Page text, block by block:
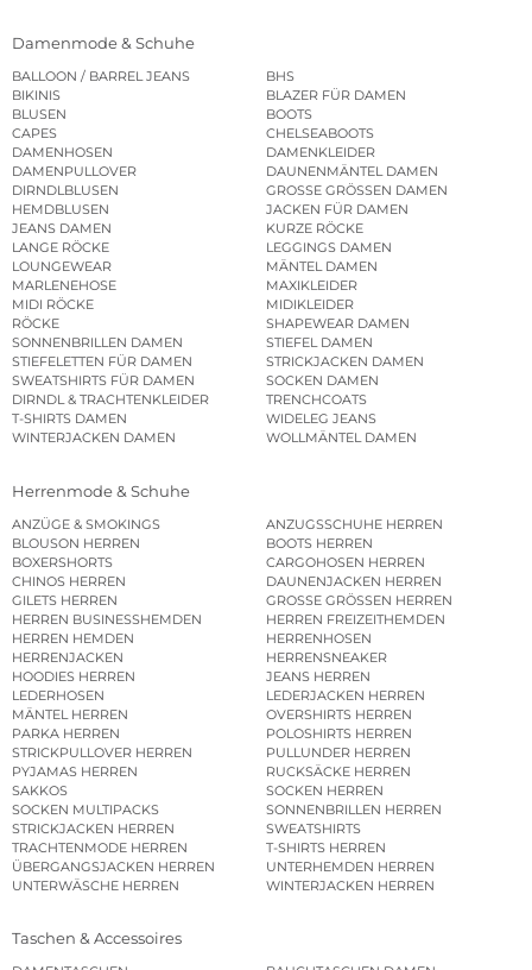
Damenmode & Schuhe
BALLOON / BARREL JEANS
BHS
BIKINIS
BLAZER FÜR DAMEN
BLUSEN
BOOTS
CAPES
CHELSEABOOTS
DAMENHOSEN
DAMENKLEIDER
DAMENPULLOVER
DAUNENMÄNTEL DAMEN
DIRNDLBLUSEN
GROSSE GRÖSSEN DAMEN
HEMDBLUSEN
JACKEN FÜR DAMEN
JEANS DAMEN
KURZE RÖCKE
LANGE RÖCKE
LEGGINGS DAMEN
LOUNGEWEAR
MÄNTEL DAMEN
MARLENEHOSE
MAXIKLEIDER
MIDI RÖCKE
MIDIKLEIDER
RÖCKE
SHAPEWEAR DAMEN
SONNENBRILLEN DAMEN
STIEFEL DAMEN
STIEFELETTEN FÜR DAMEN
STRICKJACKEN DAMEN
SWEATSHIRTS FÜR DAMEN
SOCKEN DAMEN
DIRNDL & TRACHTENKLEIDER
TRENCHCOATS
T-SHIRTS DAMEN
WIDELEG JEANS
WINTERJACKEN DAMEN
WOLLMÄNTEL DAMEN
Herrenmode & Schuhe
ANZÜGE & SMOKINGS
ANZUGSSCHUHE HERREN
BLOUSON HERREN
BOOTS HERREN
BOXERSHORTS
CARGOHOSEN HERREN
CHINOS HERREN
DAUNENJACKEN HERREN
GILETS HERREN
GROSSE GRÖSSEN HERREN
HERREN BUSINESSHEMDEN
HERREN FREIZEITHEMDEN
HERREN HEMDEN
HERRENHOSEN
HERRENJACKEN
HERRENSNEAKER
HOODIES HERREN
JEANS HERREN
LEDERHOSEN
LEDERJACKEN HERREN
MÄNTEL HERREN
OVERSHIRTS HERREN
PARKA HERREN
POLOSHIRTS HERREN
STRICKPULLOVER HERREN
PULLUNDER HERREN
PYJAMAS HERREN
RUCKSÄCKE HERREN
SAKKOS
SOCKEN HERREN
SOCKEN MULTIPACKS
SONNENBRILLEN HERREN
STRICKJACKEN HERREN
SWEATSHIRTS
TRACHTENMODE HERREN
T-SHIRTS HERREN
ÜBERGANGSJACKEN HERREN
UNTERHEMDEN HERREN
UNTERWÄSCHE HERREN
WINTERJACKEN HERREN
Taschen & Accessoires